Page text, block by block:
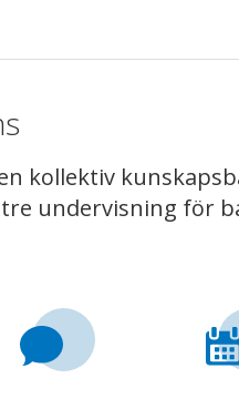
kollektiv
undervisning för